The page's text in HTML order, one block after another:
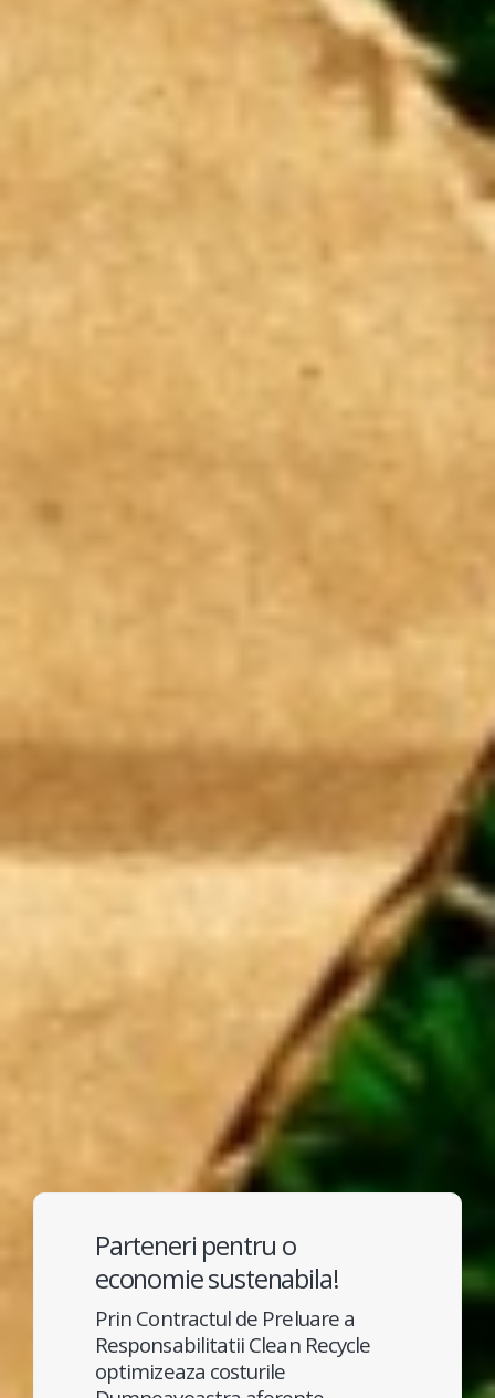
Parteneri pentru o
economie sustenabila!
Prin Contractul de Preluare a
Responsabilitatii Clean Recycle
optimizeaza costurile